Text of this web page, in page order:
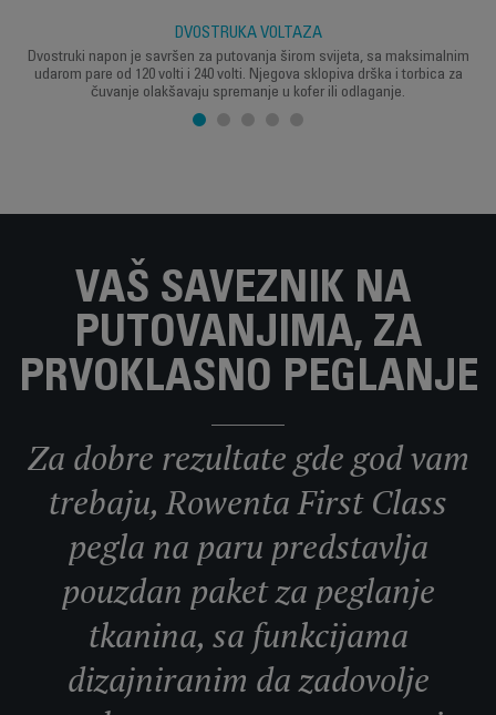
DVOSTRUKA VOLTAŽA
Dvostruki napon je savršen za putovanja širom svijeta, sa maksimalnim
udarom pare od 120 volti i 240 volti. Njegova sklopiva drška i torbica za
čuvanje olakšavaju spremanje u kofer ili odlaganje.
VAŠ SAVEZNIK NA
PUTOVANJIMA, ZA
PRVOKLASNO PEGLANJE
Za dobre rezultate gde god vam
trebaju, Rowenta First Class
pegla na paru predstavlja
pouzdan paket za peglanje
tkanina, sa funkcijama
dizajniranim da zadovolje